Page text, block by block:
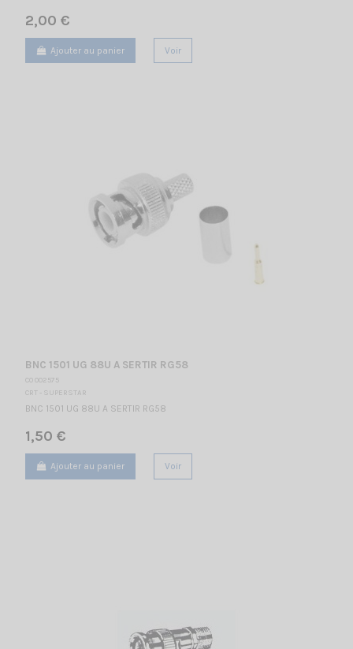
2,00 €
Ajouter au panier Voir
BNC 1501 UG 88U A SERTIR RG58
CO 002575
CRT - SUPERSTAR
BNC 1501 UG 88U A SERTIR RG58
1,50 €
Ajouter au panier Voir